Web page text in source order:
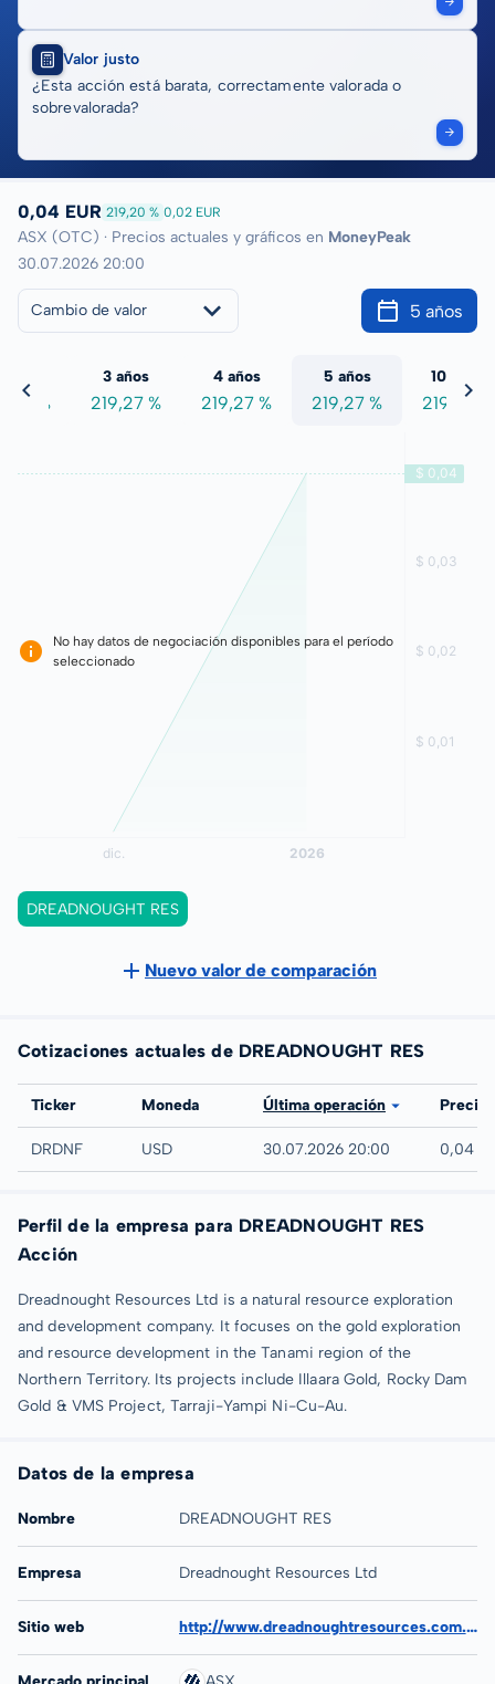
Valor justo
¿Esta acción está barata, correctamente valorada o
sobrevalorada?
0,04 EUR 219,20 % 0,02 EUR
ASX (OTC) · Precios actuales y gráficos en MoneyPeak
30.07.2026 20:00
Cambio de valor 5 años
%
3 años
219,27 %
4 años
219,27 %
5 años
219,27 %
10 años
219,27 %
No hay datos de negociación disponibles para el período
seleccionado
DREADNOUGHT RES
Nuevo valor de comparación
Cotizaciones actuales de DREADNOUGHT RES
Bolsa
Ticker Moneda Última operación Precio
UTC
DRDNF USD 30.07.2026 20:00 0,04
Perfil de la empresa para DREADNOUGHT RES
Acción
Dreadnought Resources Ltd is a natural resource exploration
and development company. It focuses on the gold exploration
and resource development in the Tanami region of the
Northern Territory. Its projects include Illaara Gold, Rocky Dam
Gold & VMS Project, Tarraji-Yampi Ni-Cu-Au.
Datos de la empresa
Nombre DREADNOUGHT RES
Empresa Dreadnought Resources Ltd
Sitio web http://www.dreadnoughtresources.com.au